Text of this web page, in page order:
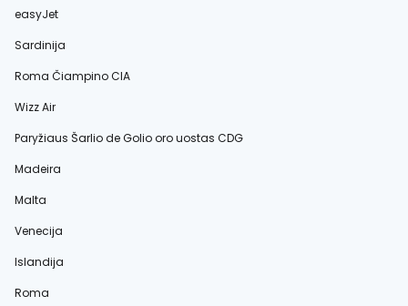
easyJet
Sardinija
Roma Čiampino CIA
Wizz Air
Paryžiaus Šarlio de Golio oro uostas CDG
Madeira
Malta
Venecija
Islandija
Roma